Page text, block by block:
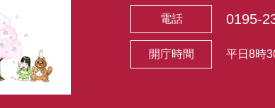
電話 0195-
開庁時間 平日8時